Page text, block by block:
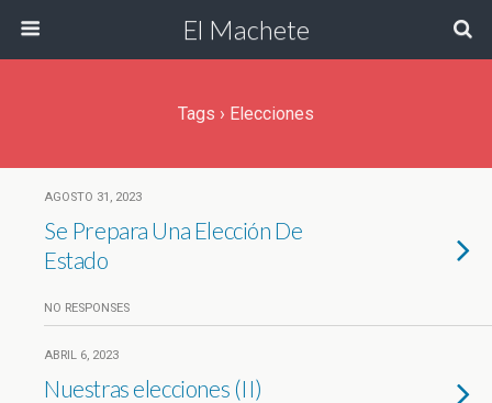
El Machete
Tags › Elecciones
AGOSTO 31, 2023
Se Prepara Una Elección De
Estado
NO RESPONSES
ABRIL 6, 2023
Nuestras elecciones (II)